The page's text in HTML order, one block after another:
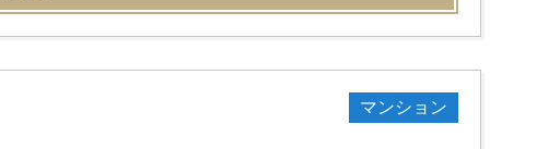
マンション